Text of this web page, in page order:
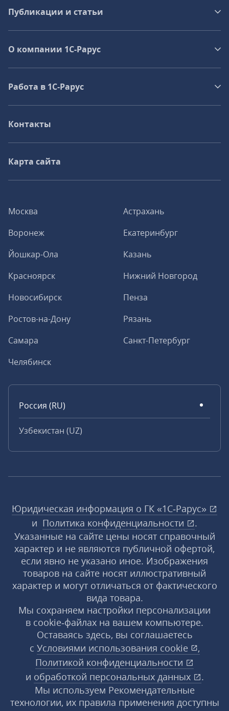
Москва
Астрахань
Воронеж
Екатеринбург
Йошкар-Ола
Казань
Красноярск
Нижний Новгород
Новосибирск
Пенза
Ростов-на-Дону
Рязань
Самара
Санкт-Петербург
Челябинск
Россия (RU)
Узбекистан (UZ)
Публикации и статьи
О компании 1C-Рарус
Работа в 1С‑Рарус
Контакты
Карта сайта
Юридическая информация о ГК «1С‑Рарус»
и Политика конфиденциальности
.
Указанные на сайте цены носят справочный
характер и не являются публичной офертой,
если явно не указано иное. Изображения
товаров на сайте носят иллюстративный
характер и могут отличаться от фактического
вида товара.
Мы сохраняем настройки персонализации
в cookie‑файлах на вашем компьютере.
Оставаясь здесь, вы соглашаетесь
с Условиями использования cookie
,
Политикой конфиденциальности
и обработкой персональных данных
.
Мы используем Рекомендательные
технологии, их правила применения доступны